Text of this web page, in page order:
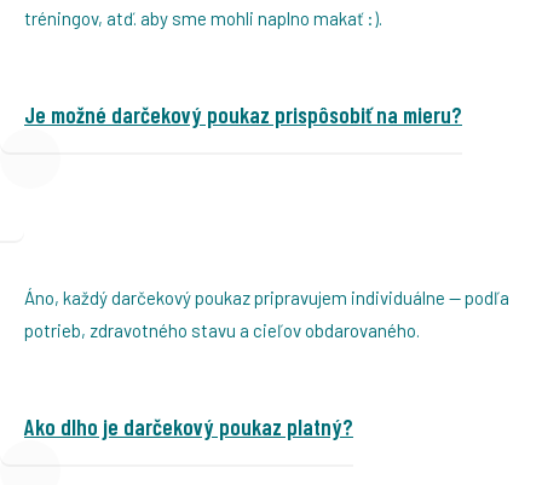
tréningov, atď. aby sme mohli naplno makať :).
Je možné darčekový poukaz prispôsobiť na mieru?
Áno, každý darčekový poukaz pripravujem individuálne — podľa
potrieb, zdravotného stavu a cieľov obdarovaného.
Ako dlho je darčekový poukaz platný?